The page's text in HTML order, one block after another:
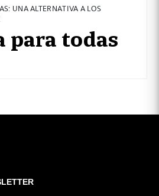
UNA ALTERNATIVA A LOS
para todas